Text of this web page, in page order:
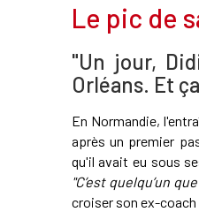
Le pic de
"Un jour,
Orléans. Et
En Normandie,
après un premier
qu'il avait eu sous
"C’est quelqu’un
croiser son ex-